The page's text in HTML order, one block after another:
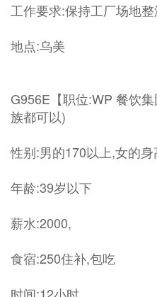
工作要求:保持工厂场地整
地点:乌美
G956E【职位:WP 餐饮
族都可以)
性别:男的170以上,女的
年龄:39岁以下
薪水:2000,
食宿:250住补,包吃